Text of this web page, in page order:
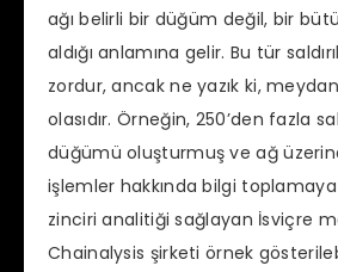
ağı belirli bir düğüm değil, bir
aldığı anlamına gelir. Bu tür
zordur, ancak ne yazık ki,
olasıdır. Örneğin, 250’den fazla
düğümü oluşturmuş ve ağ
işlemler hakkında bilgi toplamaya
zinciri analitiği sağlayan İsviçre
Chainalysis şirketi örnek